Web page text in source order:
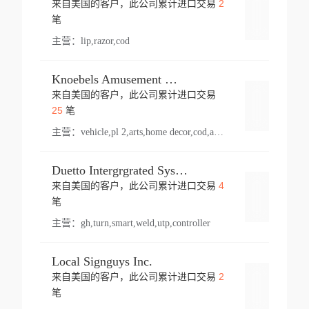
来自美国的客户，此公司累计进口交易 2
笔
主营： lip,razor,cod
Knoebels Amusement Resort
来自美国的客户，此公司累计进口交易
25笔
主营： vehicle,pl 2,arts,home decor,cod,amusement ride,sea
Duetto Intergrgrated Systems Inc.
来自美国的客户，此公司累计进口交易 4
笔
主营： gh,turn,smart,weld,utp,controller
Local Signguys Inc.
来自美国的客户，此公司累计进口交易 2
笔